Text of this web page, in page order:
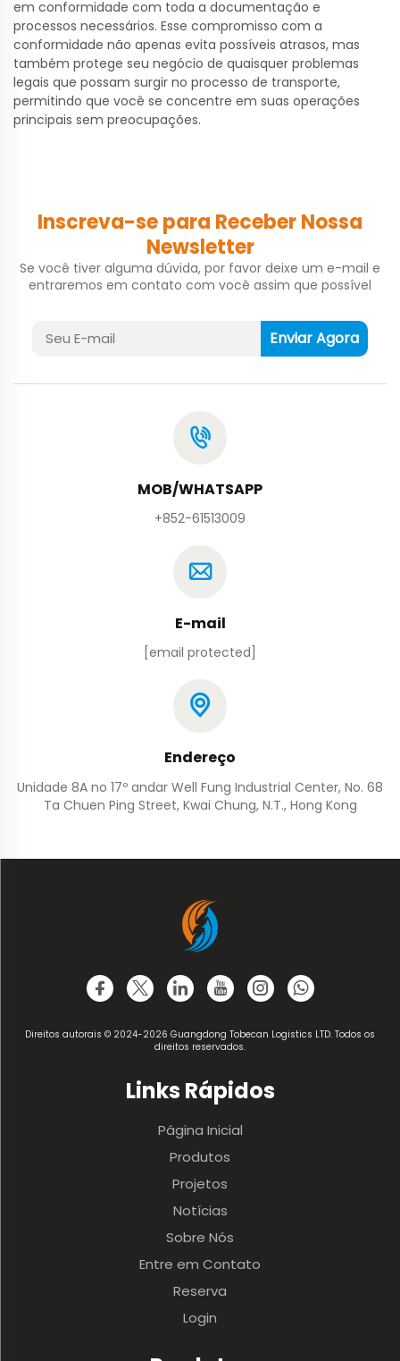
em conformidade com toda a documentação e
processos necessários. Esse compromisso com a
conformidade não apenas evita possíveis atrasos, mas
também protege seu negócio de quaisquer problemas
legais que possam surgir no processo de transporte,
permitindo que você se concentre em suas operações
principais sem preocupações.
Inscreva-se para Receber Nossa
Newsletter
Se você tiver alguma dúvida, por favor deixe um e-mail e
entraremos em contato com você assim que possível
Enviar Agora
MOB/WHATSAPP
+852-61513009
E-mail
[email protected]
Endereço
Unidade 8A no 17º andar Well Fung Industrial Center, No. 68
Ta Chuen Ping Street, Kwai Chung, N.T., Hong Kong
Direitos autorais © 2024-2026 Guangdong Tobecan Logistics LTD. Todos os
direitos reservados.
Links Rápidos
Página Inicial
Produtos
Projetos
Notícias
Sobre Nós
Entre em Contato
Reserva
Login